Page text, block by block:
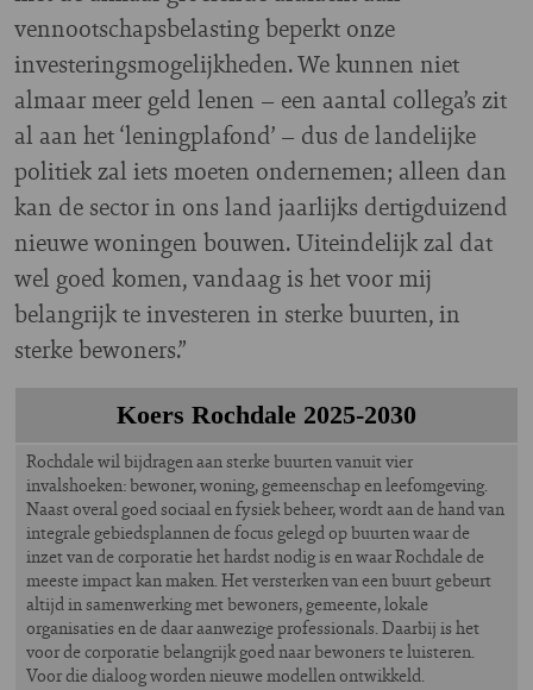
vennootschapsbelasting beperkt onze
investeringsmogelijkheden. We kunnen niet
almaar meer geld lenen – een aantal collega’s zit
al aan het ‘leningplafond’ – dus de landelijke
politiek zal iets moeten ondernemen; alleen dan
kan de sector in ons land jaarlijks dertigduizend
nieuwe woningen bouwen. Uiteindelijk zal dat
wel goed komen, vandaag is het voor mij
belangrijk te investeren in sterke buurten, in
sterke bewoners.”
Koers Rochdale 2025-2030
Rochdale wil bijdragen aan sterke buurten vanuit vier
invalshoeken: bewoner, woning, gemeenschap en leefomgeving.
Naast overal goed sociaal en fysiek beheer, wordt aan de hand van
integrale gebiedsplannen de focus gelegd op buurten waar de
inzet van de corporatie het hardst nodig is en waar Rochdale de
meeste impact kan maken. Het versterken van een buurt gebeurt
altijd in samenwerking met bewoners, gemeente, lokale
organisaties en de daar aanwezige professionals. Daarbij is het
voor de corporatie belangrijk goed naar bewoners te luisteren.
Voor die dialoog worden nieuwe modellen ontwikkeld.